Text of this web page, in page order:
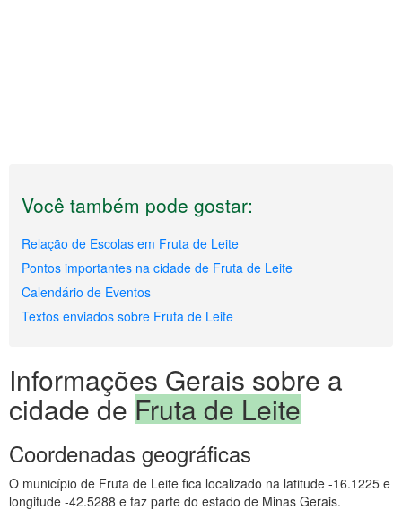
Você também pode gostar:
Relação de Escolas em Fruta de Leite
Pontos importantes na cidade de Fruta de Leite
Calendário de Eventos
Textos enviados sobre Fruta de Leite
Informações Gerais sobre a
cidade de Fruta de Leite
Coordenadas geográficas
O município de Fruta de Leite fica localizado na latitude -16.1225 e
longitude -42.5288 e faz parte do estado de Minas Gerais.